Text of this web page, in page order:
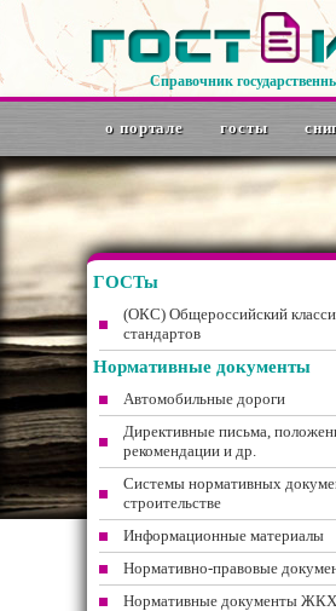
Справочник
о портале госты
ГОСТы
(ОКС) Общероссийский
стандартов
Нормативные документы
Автомобильные дороги
Директивные письма,
рекомендации и др.
Системы нормативных
строительстве
Информационные материалы
Нормативно-правовые
Нормативные документы ЖКХ